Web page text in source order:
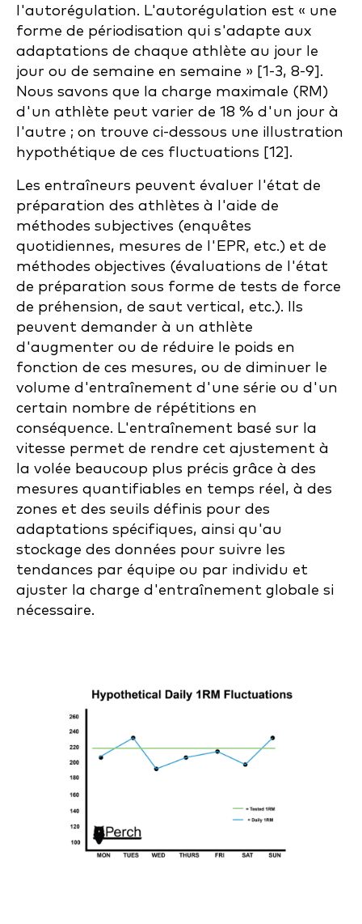
l'autorégulation. L'autorégulation est « une
forme de périodisation qui s'adapte aux
adaptations de chaque athlète au jour le
jour ou de semaine en semaine » [1-3, 8-9].
Nous savons que la charge maximale (RM)
d'un athlète peut varier de 18 % d'un jour à
l'autre ; on trouve ci-dessous une illustration
hypothétique de ces fluctuations [12].
Les entraîneurs peuvent évaluer l'état de
préparation des athlètes à l'aide de
méthodes subjectives (enquêtes
quotidiennes, mesures de l'EPR, etc.) et de
méthodes objectives (évaluations de l'état
de préparation sous forme de tests de force
de préhension, de saut vertical, etc.). Ils
peuvent demander à un athlète
d'augmenter ou de réduire le poids en
fonction de ces mesures, ou de diminuer le
volume d'entraînement d'une série ou d'un
certain nombre de répétitions en
conséquence. L'entraînement basé sur la
vitesse permet de rendre cet ajustement à
la volée beaucoup plus précis grâce à des
mesures quantifiables en temps réel, à des
zones et des seuils définis pour des
adaptations spécifiques, ainsi qu'au
stockage des données pour suivre les
tendances par équipe ou par individu et
ajuster la charge d'entraînement globale si
nécessaire.